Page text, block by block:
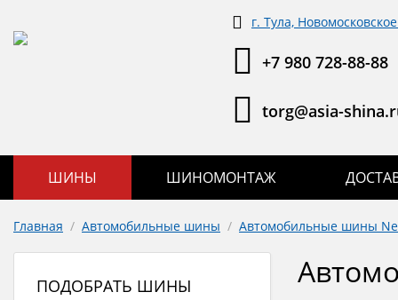
г. Тула,
+7 980 728-88-88
torg@asia-
ШИНЫ ШИНОМОНТАЖ
Главная / Автомобильные шины / Автомобильные шины
ПОДОБРАТЬ ШИНЫ